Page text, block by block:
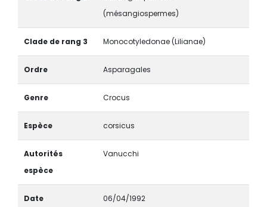
(mésangiospermes)
Clade de rang 3 Monocotyledonae (Lilianae)
Ordre Asparagales
Genre Crocus
Espèce corsicus
Autorités
espèce
Vanucchi
Date 06/04/1992